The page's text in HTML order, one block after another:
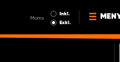
Moms
Inkl.
Exkl.